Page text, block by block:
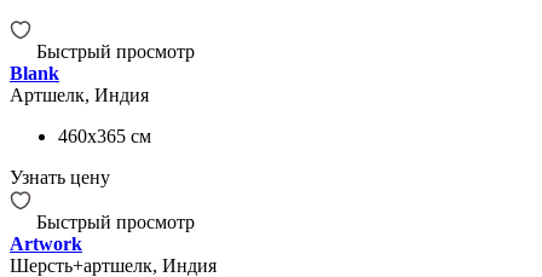
Быстрый просмотр
Blank
Артшелк, Индия
460x365 см
Узнать цену
Быстрый просмотр
Artwork
Шерсть+артшелк, Индия